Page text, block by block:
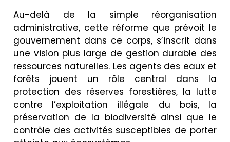
Au-delà de la simple réorganisation
administrative, cette réforme que prévoit le
gouvernement dans ce corps, s’inscrit dans
une vision plus large de gestion durable des
ressources naturelles. Les agents des eaux et
forêts jouent un rôle central dans la
protection des réserves forestières, la lutte
contre l’exploitation illégale du bois, la
préservation de la biodiversité ainsi que le
contrôle des activités susceptibles de porter